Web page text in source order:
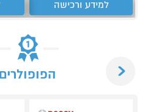
למידע ורכישה
הפופולרים